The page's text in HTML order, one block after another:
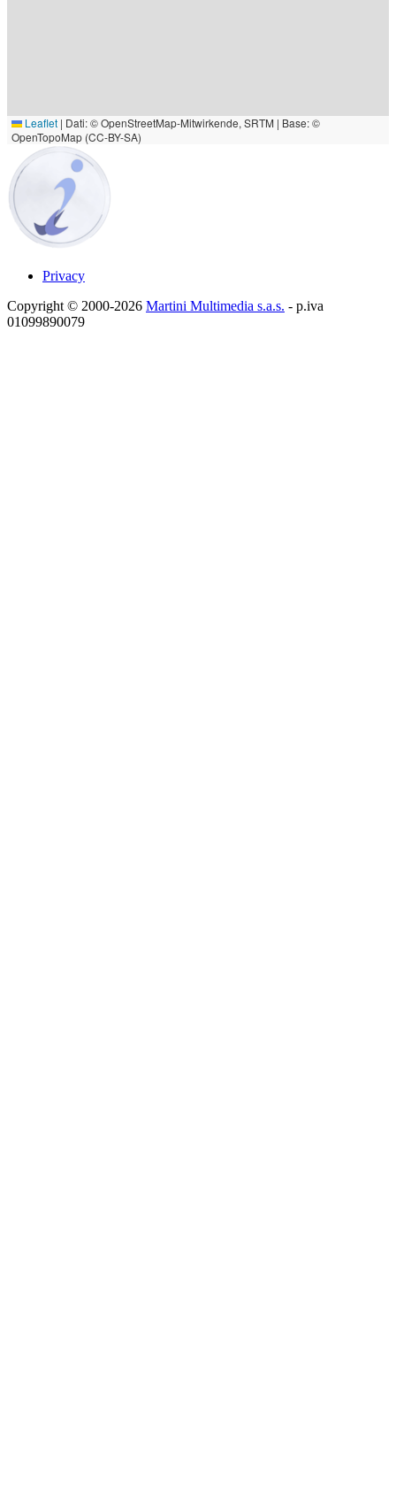
Leaflet | Dati: © OpenStreetMap-Mitwirkende, SRTM | Base: ©
OpenTopoMap (CC-BY-SA)
Privacy
Copyright © 2000-2026 Martini Multimedia s.a.s. - p.iva
01099890079